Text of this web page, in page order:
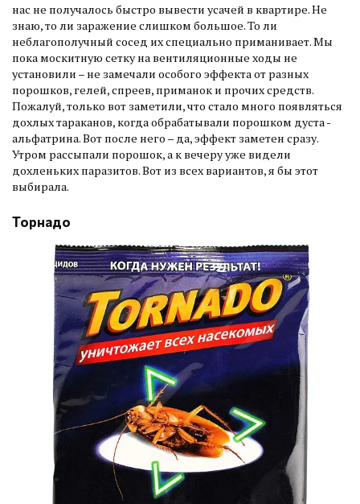
нас не получалось быстро вывести усачей в квартире. Не
знаю, то ли заражение слишком большое. То ли
неблагополучный сосед их специально приманивает. Мы
пока москитную сетку на вентиляционные ходы не
установили – не замечали особого эффекта от разных
порошков, гелей, спреев, приманок и прочих средств.
Пожалуй, только вот заметили, что стало много появляться
дохлых тараканов, когда обрабатывали порошком дуста -
альфатрина. Вот после него – да, эффект заметен сразу.
Утром рассыпали порошок, а к вечеру уже видели
дохленьких паразитов. Вот из всех вариантов, я бы этот
выбирала.
Торнадо